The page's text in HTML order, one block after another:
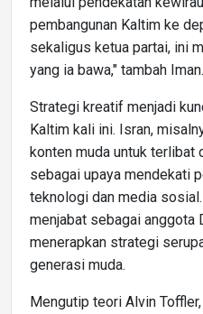
pembangunan Kaltim ke
sekaligus ketua partai, ini
yang ia bawa," tambah Iman.
Strategi kreatif menjadi
Kaltim kali ini. Isran,
konten muda untuk terlibat
sebagai upaya mendekati
teknologi dan media
menjabat sebagai anggota
menerapkan strategi
generasi muda.
Mengutip teori Alvin